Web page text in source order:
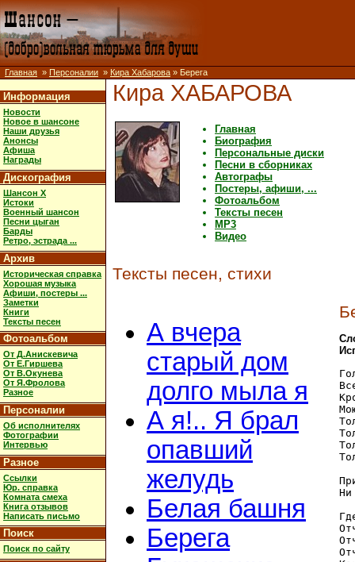
Главная » Персоналии » Кира Хабарова » Берега
Информация
Новости
Новое в шансоне
Наши друзья
Анонсы
Афиша
Награды
Дискография
Шансон X
Истоки
Военный шансон
Песни цыган
Барды
Ретро, эстрада ...
Архив
Историческая справка
Хорошая музыка
Афиши, постеры ...
Заметки
Книги
Тексты песен
Фотоальбом
От Д.Анискевича
От Е.Гиршева
От В.Окунева
От Я.Фролова
Разное
Персоналии
Об исполнителях
Фотографии
Интервью
Разное
Ссылки
Юр. справка
Комната смеха
Книга отзывов
Написать письмо
Поиск
Поиск по сайту
Кира ХАБАРОВА
Главная
Биография
Персональные диски
Песни в сборниках
Автографы
Постеры, афиши, ...
Фотоальбом
Тексты песен
MP3
Видео
Тексты песен, стихи
А вчера
старый дом
долго мыла я
А я!.. Я брал
опавший
желудь
Белая башня
Берега